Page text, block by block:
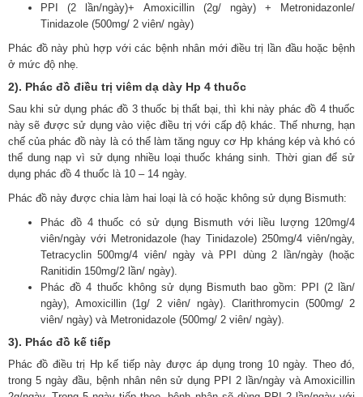
PPI (2 lần/ngày)+ Amoxicillin (2g/ ngày) + Metronidazonle/
Tinidazole (500mg/ 2 viên/ ngày)
Phác đồ này phù hợp với các bệnh nhân mới điều trị lần đầu hoặc bệnh
ở mức độ nhẹ.
2). Phác đồ điều trị viêm dạ dày Hp 4 thuốc
Sau khi sử dụng phác đồ 3 thuốc bị thất bại, thì khi này phác đồ 4 thuốc
này sẽ được sử dụng vào việc điều trị với cấp độ khác. Thế nhưng, hạn
chế của phác đồ này là có thể làm tăng nguy cơ Hp kháng kép và khó có
thể dung nạp vì sử dụng nhiều loại thuốc kháng sinh. Thời gian để sử
dụng phác đồ 4 thuốc là 10 – 14 ngày.
Phác đồ này được chia làm hai loại là có hoặc không sử dụng Bismuth:
Phác đồ 4 thuốc có sử dụng Bismuth với liều lượng 120mg/4
viên/ngày với Metronidazole (hay Tinidazole) 250mg/4 viên/ngày,
Tetracyclin 500mg/4 viên/ ngày và PPI dùng 2 lần/ngày (hoặc
Ranitidin 150mg/2 lần/ ngày).
Phác đồ 4 thuốc không sử dụng Bismuth bao gồm: PPI (2 lần/
ngày), Amoxicillin (1g/ 2 viên/ ngày). Clarithromycin (500mg/ 2
viên/ ngày) và Metronidazole (500mg/ 2 viên/ ngày).
3). Phác đồ kế tiếp
Phác đồ điều trị Hp kế tiếp này được áp dụng trong 10 ngày. Theo đó,
trong 5 ngày đầu, bệnh nhân nên sử dụng PPI 2 lần/ngày và Amoxicillin